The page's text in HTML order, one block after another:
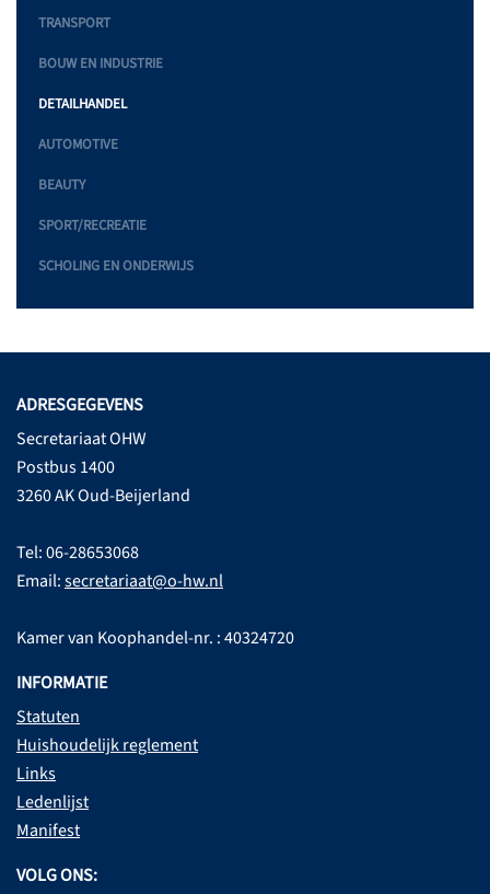
TRANSPORT
BOUW EN INDUSTRIE
DETAILHANDEL
AUTOMOTIVE
BEAUTY
SPORT/RECREATIE
SCHOLING EN ONDERWIJS
ADRESGEGEVENS
Secretariaat OHW
Postbus 1400
3260 AK Oud-Beijerland
Tel: 06-28653068
Email:secretariaat@o-hw.nl
Kamer van Koophandel-nr. : 40324720
INFORMATIE
Statuten
Huishoudelijk reglement
Links
Ledenlijst
Manifest
VOLG ONS: